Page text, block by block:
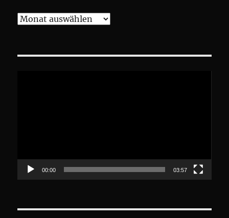
Archive
00:00 03:57